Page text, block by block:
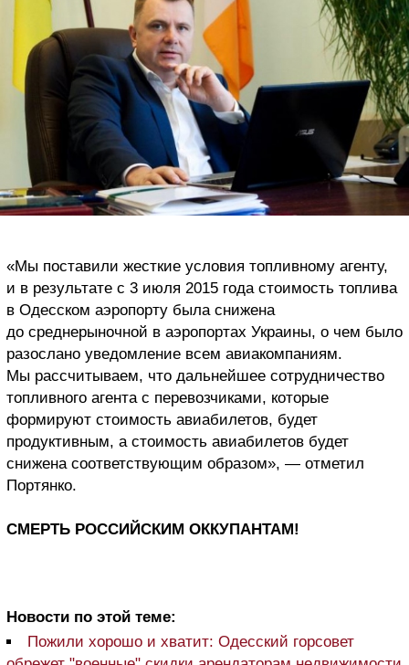
«Мы поставили жесткие условия топливному агенту,
и в результате с 3 июля 2015 года стоимость топлива
в Одесском аэропорту была снижена
до среднерыночной в аэропортах Украины, о чем было
разослано уведомление всем авиакомпаниям.
Мы рассчитываем, что дальнейшее сотрудничество
топливного агента с перевозчиками, которые
формируют стоимость авиабилетов, будет
продуктивным, а стоимость авиабилетов будет
снижена соответствующим образом», — отметил
Портянко.
СМЕРТЬ РОССИЙСКИМ ОККУПАНТАМ!
Новости по этой теме:
Пожили хорошо и хватит: Одесский горсовет